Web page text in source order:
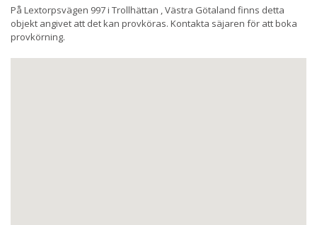
På Lextorpsvägen 997 i Trollhättan , Västra Götaland finns detta
objekt angivet att det kan provköras. Kontakta säjaren för att boka
provkörning.